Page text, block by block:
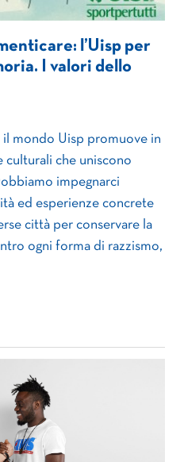
l’Uisp per
I valori dello
il mondo Uisp promuove in
che uniscono
impegnarci
ed esperienze concrete
città per conservare la
ogni forma di razzismo,